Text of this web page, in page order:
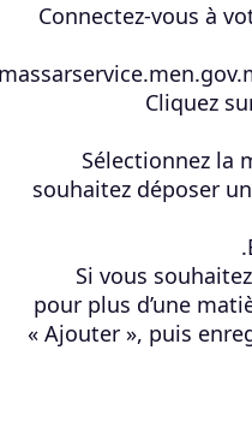
Connectez-vous à
Cliquez
Sélectionnez la
souhaitez déposer
Si vous
pour plus d’une
« Ajouter », puis